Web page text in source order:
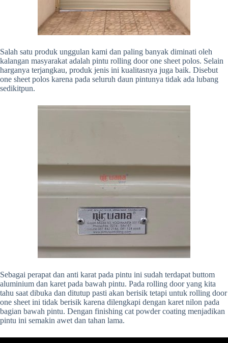
Salah satu produk unggulan kami dan paling banyak diminati oleh
kalangan masyarakat adalah pintu rolling door one sheet polos. Selain
harganya terjangkau, produk jenis ini kualitasnya juga baik. Disebut
one sheet polos karena pada seluruh daun pintunya tidak ada lubang
sedikitpun.
Sebagai perapat dan anti karat pada pintu ini sudah terdapat buttom
aluminium dan karet pada bawah pintu. Pada rolling door yang kita
tahu saat dibuka dan ditutup pasti akan berisik tetapi untuk rolling door
one sheet ini tidak berisik karena dilengkapi dengan karet nilon pada
bagian bawah pintu. Dengan finishing cat powder coating menjadikan
pintu ini semakin awet dan tahan lama.